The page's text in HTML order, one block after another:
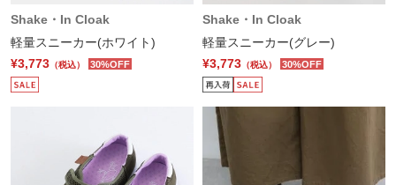
Shake・In Cloak
軽量スニーカー(ホワイト)
¥3,773 （税込） 30%OFF
Shake・In Cloak
軽量スニーカー(グレー)
¥3,773 （税込） 30%OFF